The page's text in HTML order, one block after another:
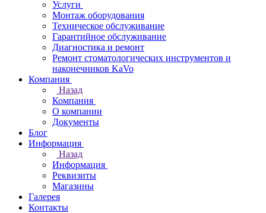
Услуги
Монтаж оборудования
Техническое обслуживание
Гарантийное обслуживание
Диагностика и ремонт
Ремонт стоматологических инструментов и
наконечников KaVo
Компания
Назад
Компания
О компании
Документы
Блог
Информация
Назад
Информация
Реквизиты
Магазины
Галерея
Контакты